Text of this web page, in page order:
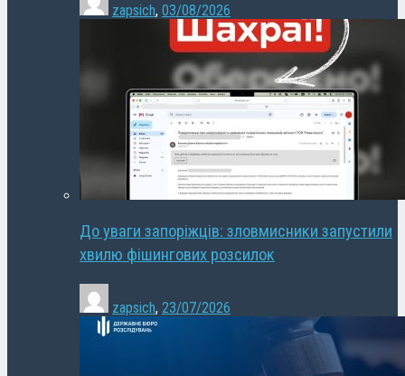
zapsich, 03/08/2026
До уваги запоріжців: зловмисники запустили
хвилю фішингових розсилок
zapsich, 23/07/2026